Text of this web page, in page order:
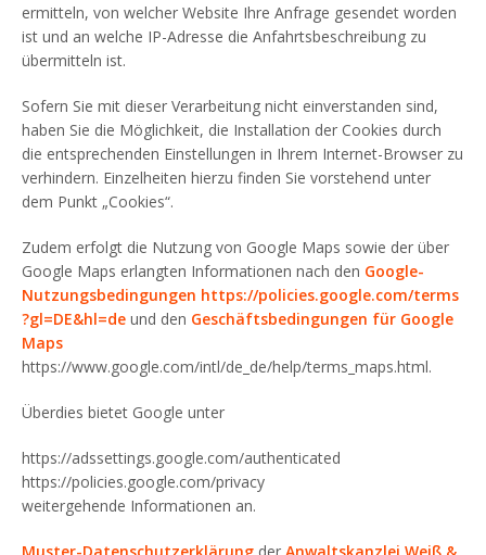
ermitteln, von welcher Website Ihre Anfrage gesendet worden
ist und an welche IP-Adresse die Anfahrtsbeschreibung zu
übermitteln ist.
Sofern Sie mit dieser Verarbeitung nicht einverstanden sind,
haben Sie die Möglichkeit, die Installation der Cookies durch
die entsprechenden Einstellungen in Ihrem Internet-Browser zu
verhindern. Einzelheiten hierzu finden Sie vorstehend unter
dem Punkt „Cookies“.
Zudem erfolgt die Nutzung von Google Maps sowie der über
Google Maps erlangten Informationen nach den Google-
Nutzungsbedingungen https://policies.google.com/terms
?gl=DE&hl=de und den Geschäftsbedingungen für Google
Maps
https://www.google.com/intl/de_de/help/terms_maps.html.
Überdies bietet Google unter
https://adssettings.google.com/authenticated
https://policies.google.com/privacy
weitergehende Informationen an.